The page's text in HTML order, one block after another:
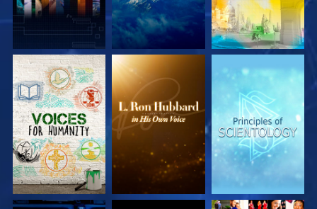
UTFORSKA
SERIEN
UTFORSKA
SERIEN
UTFORSKA
SERIEN